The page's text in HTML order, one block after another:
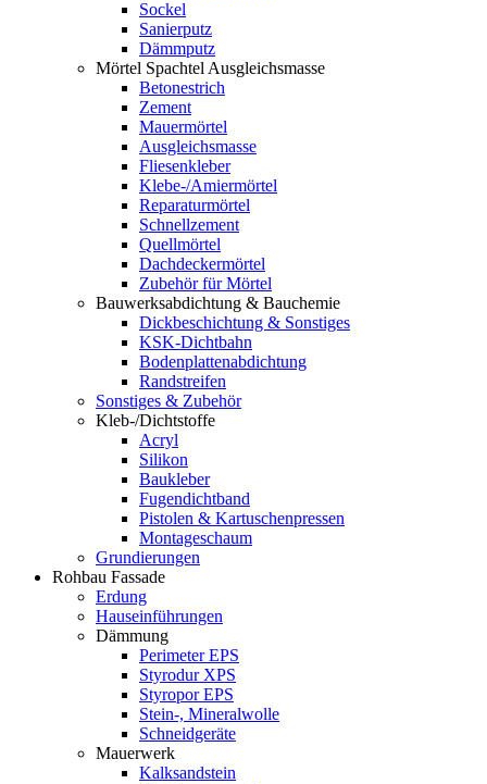
Sockel
Sanierputz
Dämmputz
Mörtel Spachtel Ausgleichsmasse
Betonestrich
Zement
Mauermörtel
Ausgleichsmasse
Fliesenkleber
Klebe-/Amiermörtel
Reparaturmörtel
Schnellzement
Quellmörtel
Dachdeckermörtel
Zubehör für Mörtel
Bauwerksabdichtung & Bauchemie
Dickbeschichtung & Sonstiges
KSK-Dichtbahn
Bodenplattenabdichtung
Randstreifen
Sonstiges & Zubehör
Kleb-/Dichtstoffe
Acryl
Silikon
Baukleber
Fugendichtband
Pistolen & Kartuschenpressen
Montageschaum
Grundierungen
Rohbau Fassade
Erdung
Hauseinführungen
Dämmung
Perimeter EPS
Styrodur XPS
Styropor EPS
Stein-, Mineralwolle
Schneidgeräte
Mauerwerk
Kalksandstein